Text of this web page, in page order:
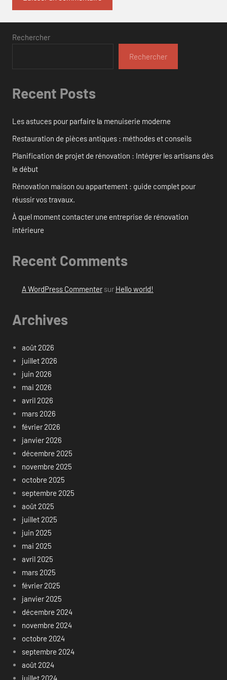
Rechercher
Rechercher
Recent Posts
Les astuces pour parfaire la menuiserie moderne
Restauration de pièces antiques : méthodes et conseils
Planification de projet de rénovation : Intégrer les artisans dès
le début
Rénovation maison ou appartement : guide complet pour
réussir vos travaux.
À quel moment contacter une entreprise de rénovation
intérieure
Recent Comments
A WordPress Commentersur Hello world!
Archives
août 2026
juillet 2026
juin 2026
mai 2026
avril 2026
mars 2026
février 2026
janvier 2026
décembre 2025
novembre 2025
octobre 2025
septembre 2025
août 2025
juillet 2025
juin 2025
mai 2025
avril 2025
mars 2025
février 2025
janvier 2025
décembre 2024
novembre 2024
octobre 2024
septembre 2024
août 2024
juillet 2024